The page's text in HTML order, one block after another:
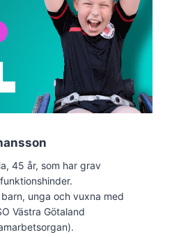
45 år, som har grav
unga och vuxna med
Västra Götaland